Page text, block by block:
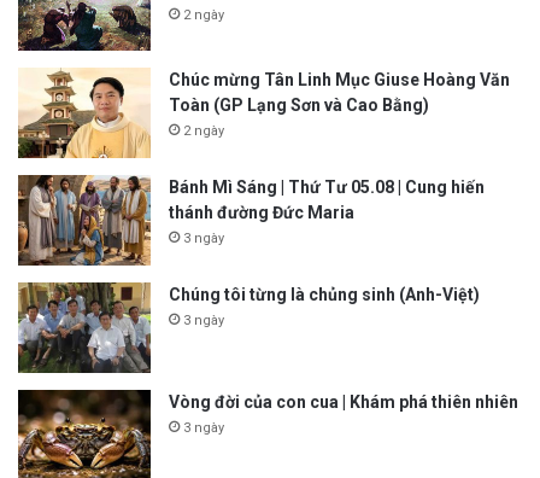
2 ngày
Chúc mừng Tân Linh Mục Giuse Hoàng Văn
Toàn (GP Lạng Sơn và Cao Bằng)
2 ngày
Bánh Mì Sáng | Thứ Tư 05.08 | Cung hiến
thánh đường Đức Maria
3 ngày
Chúng tôi từng là chủng sinh (Anh-Việt)
3 ngày
Vòng đời của con cua | Khám phá thiên nhiên
3 ngày